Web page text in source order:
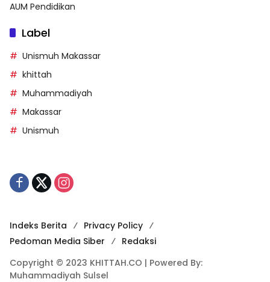
AUM Pendidikan
Label
Unismuh Makassar
khittah
Muhammadiyah
Makassar
Unismuh
Indeks Berita
Privacy Policy
Pedoman Media Siber
Redaksi
Copyright © 2023 KHITTAH.CO | Powered By:
Muhammadiyah Sulsel